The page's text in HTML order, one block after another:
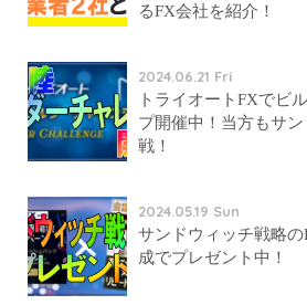
るFX会社を紹介！
2024.06.21 Fri
トライオートFXでビ
プ開催中！当方もサ
戦！
2024.05.19 Sun
サンドウィッチ戦略
成でプレゼント中！